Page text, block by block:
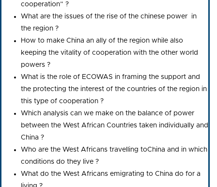
cooperation” ?
What are the issues of the rise of the chinese power in
the region ?
How to make China an ally of the region while also
keeping the vitality of cooperation with the other world
powers ?
What is the role of ECOWAS in framing the support and
the protecting the interest of the countries of the region in
this type of cooperation ?
Which analysis can we make on the balance of power
between the West African Countries taken individually and
China ?
Who are the West Africans travelling toChina and in which
conditions do they live ?
What do the West Africans emigrating to China do for a